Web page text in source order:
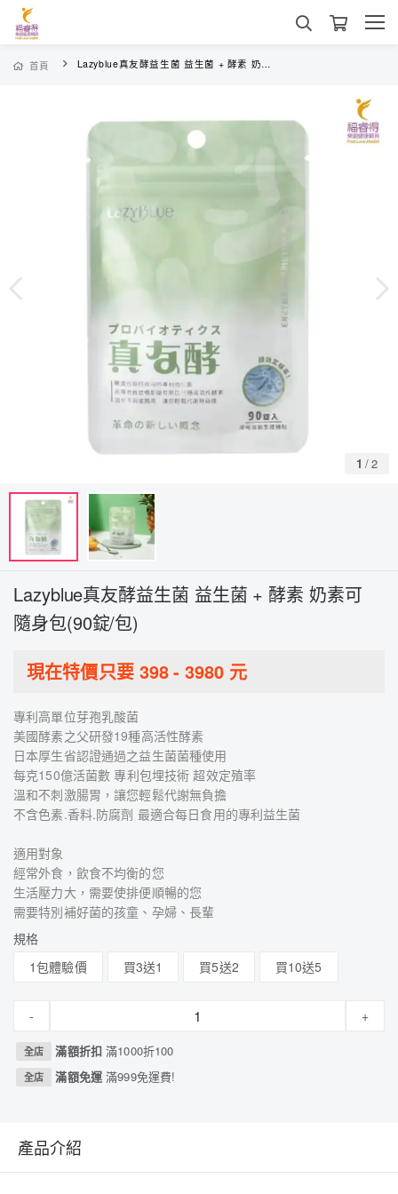
首頁 Lazyblue真友酵益生菌 益生菌 + 酵素 奶素可 隨身包(90錠/包)
1 /2
Lazyblue真友酵益生菌 益生菌 + 酵素 奶素可
隨身包(90錠/包)
現在特價只要 398- 3980 元
專利高單位芽孢乳酸菌
美國酵素之父研發19種高活性酵素
日本厚生省認證通過之益生菌菌種使用
每克150億活菌數 專利包埋技術 超效定殖率
溫和不刺激腸胃，讓您輕鬆代謝無負擔
不含色素.香料.防腐劑 最適合每日食用的專利益生菌
適用對象
經常外食，飲食不均衡的您
生活壓力大，需要使排便順暢的您
需要特別補好菌的孩童、孕婦、長輩
規格
1包體驗價
買3送1 買5送2 買10送5
- +
全店 滿額折扣滿1000折100
全店 滿額免運滿999免運費!
產品介紹